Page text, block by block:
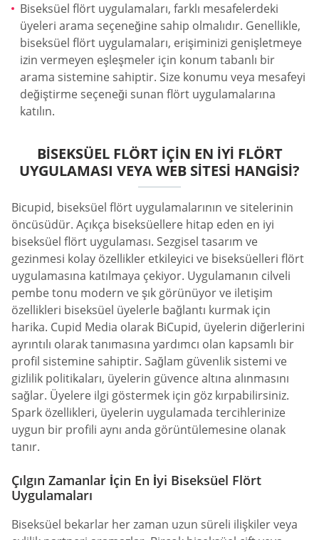
Biseksüel flört uygulamaları, farklı mesafelerdeki
üyeleri arama seçeneğine sahip olmalıdır. Genellikle,
biseksüel flört uygulamaları, erişiminizi genişletmeye
izin vermeyen eşleşmeler için konum tabanlı bir
arama sistemine sahiptir. Size konumu veya mesafeyi
değiştirme seçeneği sunan flört uygulamalarına
katılın.
BISEKSÜEL FLÖRT IÇIN EN İYI FLÖRT
UYGULAMASI VEYA WEB SITESI HANGISI?
Bicupid, biseksüel flört uygulamalarının ve sitelerinin
öncüsüdür. Açıkça biseksüellere hitap eden en iyi
biseksüel flört uygulaması. Sezgisel tasarım ve
gezinmesi kolay özellikler etkileyici ve biseksüelleri flört
uygulamasına katılmaya çekiyor. Uygulamanın cilveli
pembe tonu modern ve şık görünüyor ve iletişim
özellikleri biseksüel üyelerle bağlantı kurmak için
harika. Cupid Media olarak BiCupid, üyelerin diğerlerini
ayrıntılı olarak tanımasına yardımcı olan kapsamlı bir
profil sistemine sahiptir. Sağlam güvenlik sistemi ve
gizlilik politikaları, üyelerin güvence altına alınmasını
sağlar. Üyelere ilgi göstermek için göz kırpabilirsiniz.
Spark özellikleri, üyelerin uygulamada tercihlerinize
uygun bir profili aynı anda görüntülemesine olanak
tanır.
Çılgın Zamanlar İçin En İyi Biseksüel Flört
Uygulamaları
Biseksüel bekarlar her zaman uzun süreli ilişkiler veya